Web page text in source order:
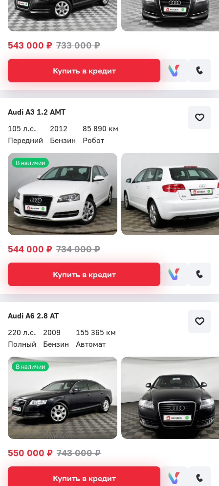
543 000 ₽ 733 000 ₽
Купить в кредит
Audi A3 1.2 AMT
105 л.с.
2012
85 890 км
Передний
Бензин Робот
544 000 ₽ 734 000 ₽
В наличии
Купить в кредит
Audi A6 2.8 AT
220 л.с.
2009
155 365 км
Полный
Бензин Автомат
550 000 ₽ 743 000 ₽
В наличии
Купить в кредит